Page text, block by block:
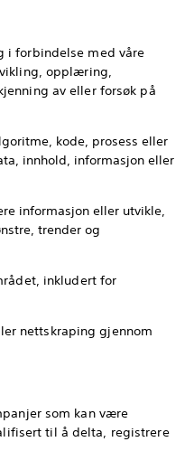
i forbindelse med våre
opplæring,
av eller forsøk på
kode, prosess eller
innhold, informasjon eller
informasjon eller utvikle,
trender og
inkludert for
nettskraping gjennom
som kan være
til å delta, registrere